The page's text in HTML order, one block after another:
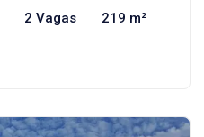
2 Vagas 219 m²